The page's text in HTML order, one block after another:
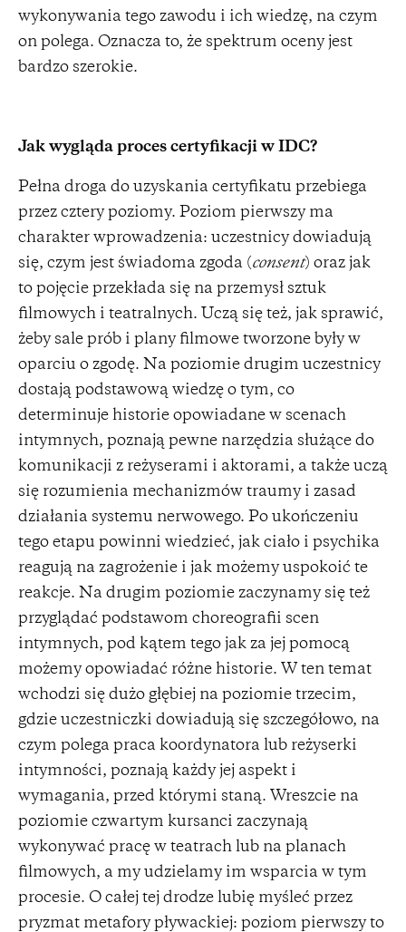
wykonywania tego zawodu i ich wiedzę, na czym
on polega. Oznacza to, że spektrum oceny jest
bardzo szerokie.
Jak wygląda proces certyfikacji w IDC?
Pełna droga do uzyskania certyfikatu przebiega
przez cztery poziomy. Poziom pierwszy ma
charakter wprowadzenia: uczestnicy dowiadują
się, czym jest świadoma zgoda (consent) oraz jak
to pojęcie przekłada się na przemysł sztuk
filmowych i teatralnych. Uczą się też, jak sprawić,
żeby sale prób i plany filmowe tworzone były w
oparciu o zgodę. Na poziomie drugim uczestnicy
dostają podstawową wiedzę o tym, co
determinuje historie opowiadane w scenach
intymnych, poznają pewne narzędzia służące do
komunikacji z reżyserami i aktorami, a także uczą
się rozumienia mechanizmów traumy i zasad
działania systemu nerwowego. Po ukończeniu
tego etapu powinni wiedzieć, jak ciało i psychika
reagują na zagrożenie i jak możemy uspokoić te
reakcje. Na drugim poziomie zaczynamy się też
przyglądać podstawom choreografii scen
intymnych, pod kątem tego jak za jej pomocą
możemy opowiadać różne historie. W ten temat
wchodzi się dużo głębiej na poziomie trzecim,
gdzie uczestniczki dowiadują się szczegółowo, na
czym polega praca koordynatora lub reżyserki
intymności, poznają każdy jej aspekt i
wymagania, przed którymi staną. Wreszcie na
poziomie czwartym kursanci zaczynają
wykonywać pracę w teatrach lub na planach
filmowych, a my udzielamy im wsparcia w tym
procesie. O całej tej drodze lubię myśleć przez
pryzmat metafory pływackiej: poziom pierwszy to